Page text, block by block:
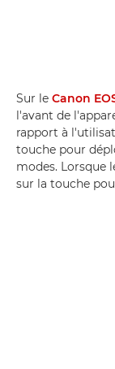
Sur le Canon
l'avant de
rapport à
touche pour
modes. Lorsque
sur la touche